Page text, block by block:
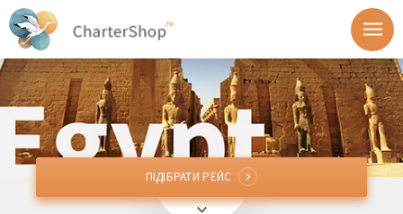
Звідки
ПІДІБРАТИ РЕЙС
ПІДІБРАТИ РЕЙС